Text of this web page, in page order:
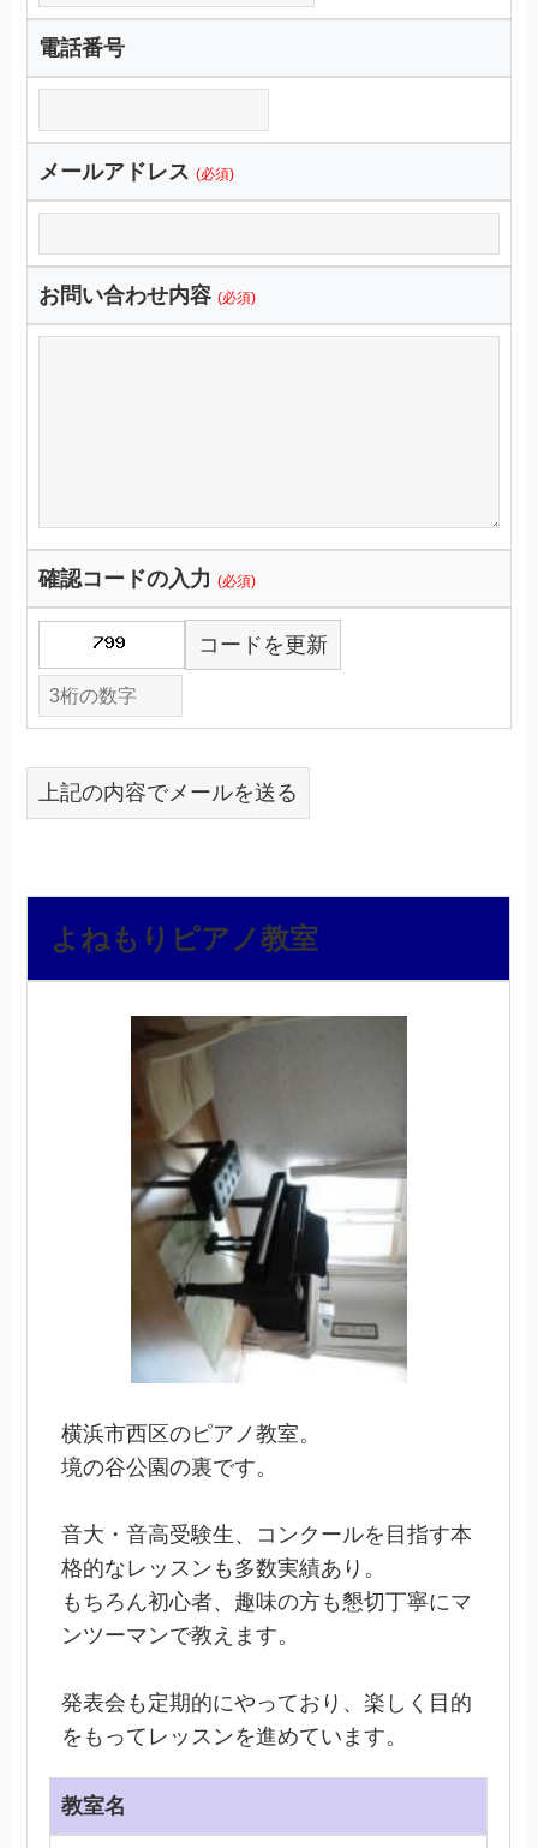
電話番号
メールアドレス (必須)
お問い合わせ内容 (必須)
確認コードの入力(必須)
コードを更新
上記の内容でメールを送る
よねもりピアノ教室
横浜市西区のピアノ教室。
境の谷公園の裏です。
音大・音高受験生、コンクールを目指す本
格的なレッスンも多数実績あり。
もちろん初心者、趣味の方も懇切丁寧にマ
ンツーマンで教えます。
発表会も定期的にやっており、楽しく目的
をもってレッスンを進めています。
教室名